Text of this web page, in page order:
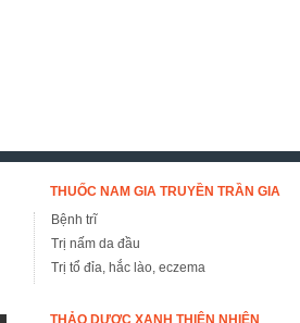
THUỐC NAM GIA TRUYỀN TRẦN GIA
Bệnh trĩ
Trị nấm da đầu
Trị tổ đỉa, hắc lào, eczema
THẢO DƯỢC XANH THIÊN NHIÊN